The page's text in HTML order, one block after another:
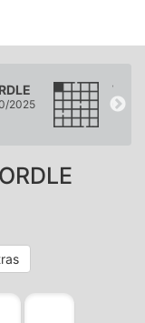
2025 04/